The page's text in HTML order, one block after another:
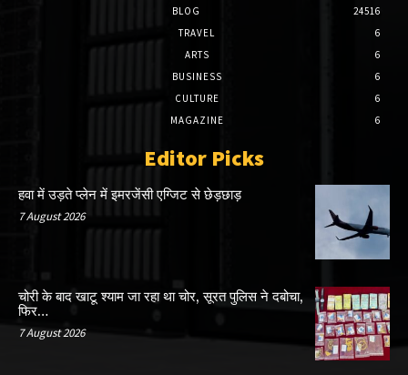
BLOG
24516
TRAVEL
6
ARTS
6
BUSINESS
6
CULTURE
6
MAGAZINE
6
Editor Picks
हवा में उड़ते प्लेन में इमरजेंसी एग्जिट से छेड़छाड़
7 August 2026
चोरी के बाद खाटू श्याम जा रहा था चोर, सूरत पुलिस ने दबोचा,
फिर…
7 August 2026